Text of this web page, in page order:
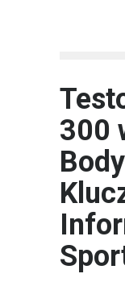
300